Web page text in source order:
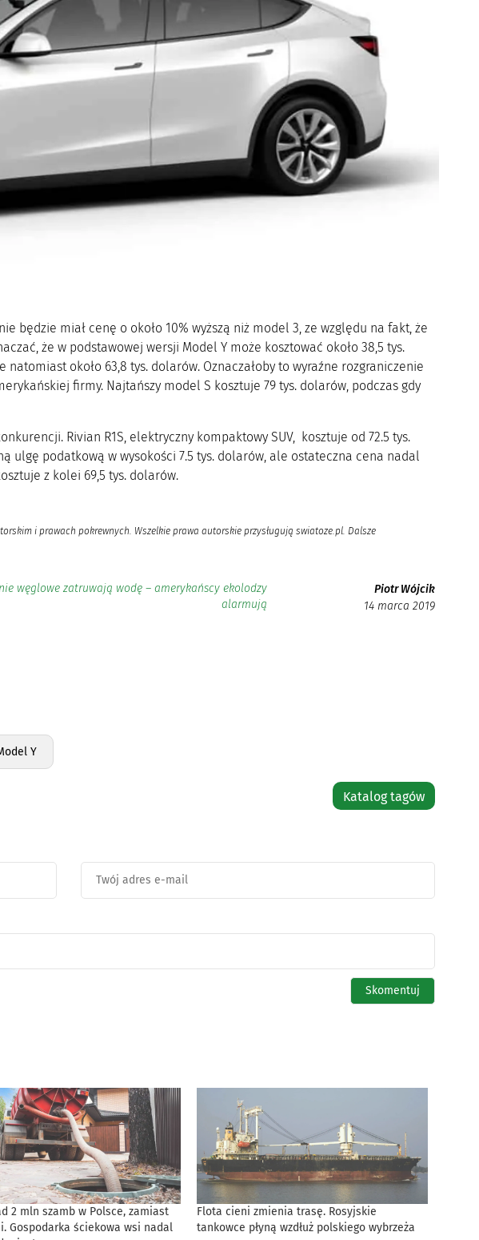
będzie miał cenę o około 10% wyższą niż model 3, ze względu na fakt, że
że w podstawowej wersji Model Y może kosztować około 38,5 tys.
około 63,8 tys. dolarów. Oznaczałoby to wyraźne rozgraniczenie
firmy. Najtańszy model S kosztuje 79 tys. dolarów, podczas gdy
Rivian R1S, elektryczny kompaktowy SUV, kosztuje od 72.5 tys.
ulgę podatkową w wysokości 7.5 tys. dolarów, ale ostateczna cena nadal
z kolei 69,5 tys. dolarów.
i prawach pokrewnych. Wszelkie prawa autorskie przysługują swiatoze.pl. Dalsze
węglowe zatruwają wodę – amerykańscy ekolodzy
alarmują
Piotr Wójcik
14 marca 2019
Y
Katalog tagów
2 mln szamb w Polsce, zamiast
Gospodarka ściekowa wsi nadal
Flota cieni zmienia trasę. Rosyjskie
tankowce płyną wzdłuż polskiego wybrzeża